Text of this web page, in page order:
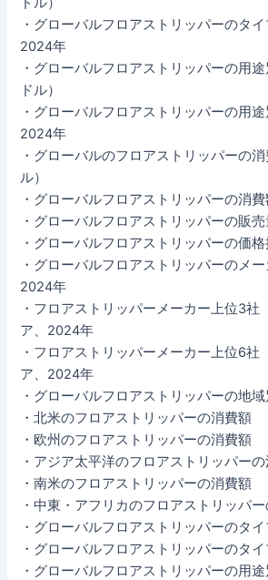
・グローバルフロアストリッパーのタイ
2024年
・グローバルフロアストリッパーの用
ドル）
・グローバルフロアストリッパーの用途
2024年
・グローバルのフロアストリッパーの
ル）
・グローバルフロアストリッパーの消費
・グローバルフロアストリッパーの販
・グローバルフロアストリッパーの価
・グローバルフロアストリッパーのメー
2024年
・フロアストリッパーメーカー上位3社
ア、2024年
・フロアストリッパーメーカー上位6社
ア、2024年
・グローバルフロアストリッパーの地
・北米のフロアストリッパーの消費額
・欧州のフロアストリッパーの消費額
・アジア太平洋のフロアストリッパー
・南米のフロアストリッパーの消費額
・中東・アフリカのフロアストリッパ
・グローバルフロアストリッパーのタ
・グローバルフロアストリッパーのタ
・グローバルフロアストリッパーの用